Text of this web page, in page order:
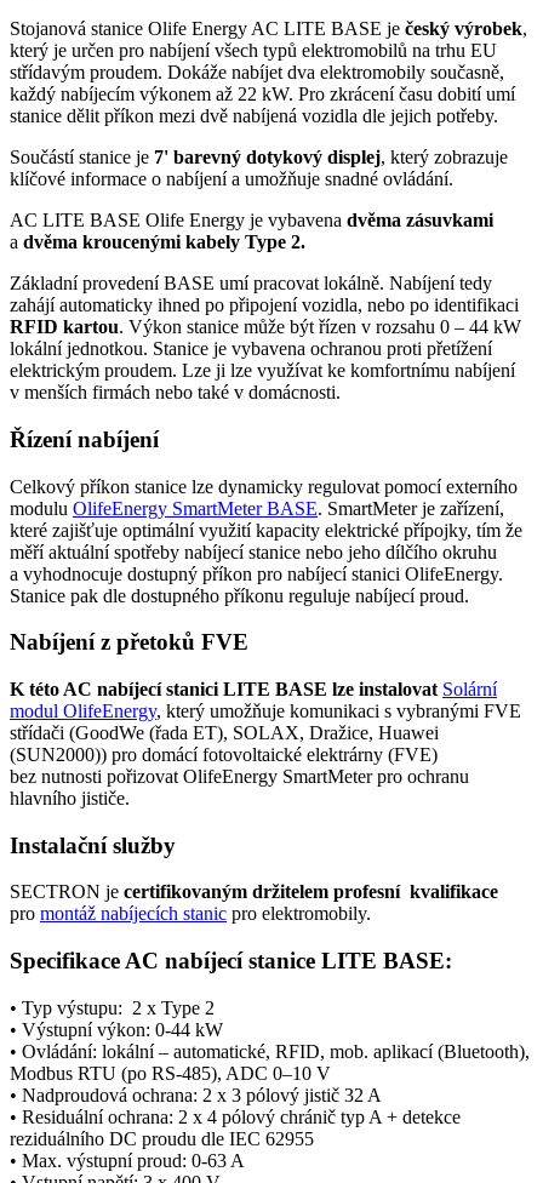
Stojanová stanice Olife Energy AC LITE BASE je český výrobek,
který je určen pro nabíjení všech typů elektromobilů na trhu EU
střídavým proudem. Dokáže nabíjet dva elektromobily současně,
každý nabíjecím výkonem až 22 kW. Pro zkrácení času dobití umí
stanice dělit příkon mezi dvě nabíjená vozidla dle jejich potřeby.
Součástí stanice je 7' barevný dotykový displej, který zobrazuje
klíčové informace o nabíjení a umožňuje snadné ovládání.
AC LITE BASE Olife Energy je vybavena dvěma zásuvkami
a dvěma kroucenými kabely Type 2.
Základní provedení BASE umí pracovat lokálně. Nabíjení tedy
zahájí automaticky ihned po připojení vozidla, nebo po identifikaci
RFID kartou. Výkon stanice může být řízen v rozsahu 0 – 44 kW
lokální jednotkou. Stanice je vybavena ochranou proti přetížení
elektrickým proudem. Lze ji lze využívat ke komfortnímu nabíjení
v menších firmách nebo také v domácnosti.
Řízení nabíjení
Celkový příkon stanice lze dynamicky regulovat pomocí externího
modulu OlifeEnergy SmartMeterBASE. SmartMeterje zařízení,
které zajišťuje optimální využití kapacity elektrické přípojky, tím že
měří aktuální spotřeby nabíjecí stanice nebo jeho dílčího okruhu
a vyhodnocuje dostupný příkon pro nabíjecí stanici OlifeEnergy.
Stanice pak dle dostupného příkonu reguluje nabíjecí proud.
Nabíjení z přetoků FVE
K této AC nabíjecí stanici LITE BASE lze instalovat Solární
modul OlifeEnergy, který umožňuje komunikaci s vybranými FVE
střídači (GoodWe (řada ET), SOLAX, Dražice, Huawei
(SUN2000)) pro domácí fotovoltaické elektrárny (FVE)
bez nutnosti pořizovat OlifeEnergy SmartMeterpro ochranu
hlavního jističe.
Instalační služby
SECTRON je certifikovaným držitelem profesní kvalifikace
pro montáž nabíjecích stanic pro elektromobily.
Specifikace AC nabíjecí stanice LITE BASE:
• Typ výstupu: 2 x Type 2
• Výstupní výkon: 0-44 kW
• Ovládání: lokální – automatické, RFID, mob. aplikací (Bluetooth),
Modbus RTU (po RS-485), ADC 0–10 V
• Nadproudová ochrana: 2 x 3 pólový jistič 32 A
• Residuální ochrana: 2 x 4 pólový chránič typ A + detekce
reziduálního DC proudu dle IEC 62955
• Max. výstupní proud: 0-63 A